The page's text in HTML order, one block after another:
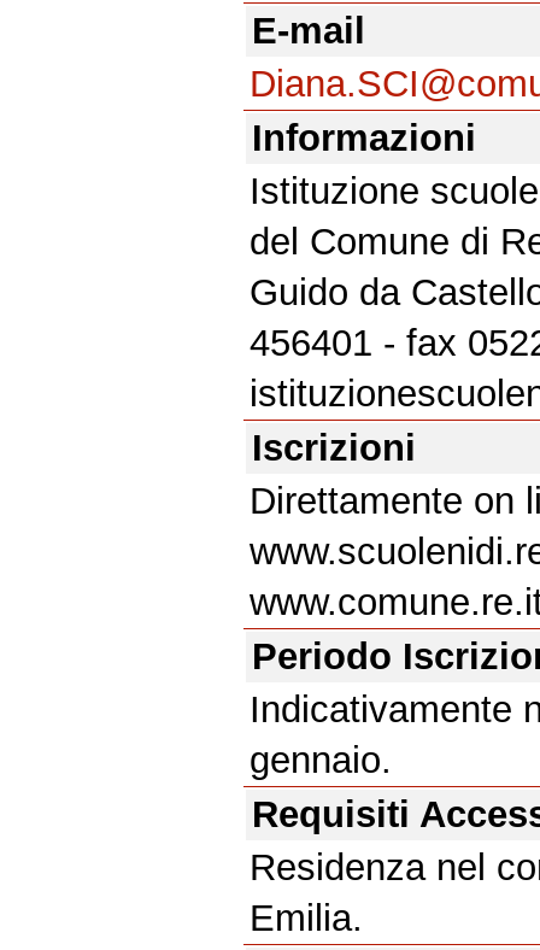
E-mail
Informazioni
Istituzione
del Comune di
Guido da
456401 - fax
Iscrizioni
Direttamente on
Periodo
Indicativamente
gennaio.
Requisiti
Residenza nel
Emilia.